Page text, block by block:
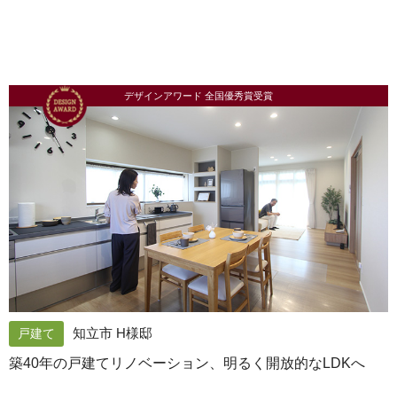
デザインアワード 全国優秀賞受賞
戸建て
知立市 H様邸
築40年の戸建てリノベーション、明るく開放的なLDKへ